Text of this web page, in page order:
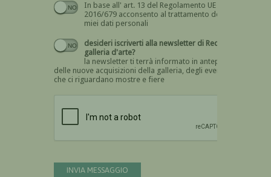
In base all' art. 13 del Regolamento UE n.
2016/679 acconsento al trattamento dei
miei dati personali
Devi dare il consenso
desideri iscriverti alla newsletter di Recta
galleria d'arte?
la newsletter ti terrà informato in anteprima
delle nuove acquisizioni della galleria, degli eventi
che ci riguardano mostre e fiere
INVIA MESSAGGIO